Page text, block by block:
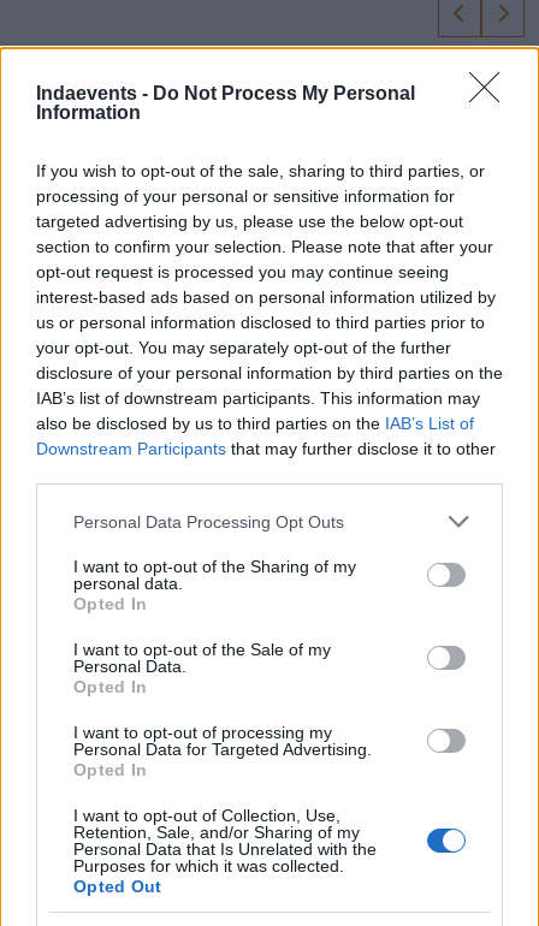
Indaevents - Do Not Process My Personal
Information
If you wish to opt-out of the sale, sharing to third parties, or
processing of your personal or sensitive information for
targeted advertising by us, please use the below opt-out
section to confirm your selection. Please note that after your
opt-out request is processed you may continue seeing
interest-based ads based on personal information utilized by
us or personal information disclosed to third parties prior to
your opt-out. You may separately opt-out of the further
disclosure of your personal information by third parties on the
IAB’s list of downstream participants. This information may
also be disclosed by us to third parties on the IAB’s List of
Downstream Participants that may further disclose it to other
Please note that this website/app uses one or more Google
not limited to your visit or usage behaviour. You may click to
grant or deny consent to Google and its third-party tags to
use your data for below specified purposes in below Google
consent section.
Personal Data Processing Opt Outs
I want to opt-out of the Sharing of my
personal data.
Opted In
I want to opt-out of the Sale of my
Personal Data.
Opted In
I want to opt-out of processing my
Personal Data for Targeted Advertising.
Opted In
I want to opt-out of Collection, Use,
Retention, Sale, and/or Sharing of my
Personal Data that Is Unrelated with the
Purposes for which it was collected.
Opted Out
Gyakran ismételt kérdések
Igyekeztünk a leggyakrabban felmerülő kérdésekre
habozzon írni nekünk!
Lehet a helyszínen is jegyet venni?
Hol lehet visszaváltani a jegyet?
Milyen fizetőeszközzel lehet fizetni a területen?
Arany támogató